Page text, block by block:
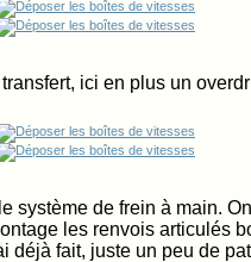
ici en plus un
système de frein à main.
les renvois articulés
déjà fait, juste un peu de